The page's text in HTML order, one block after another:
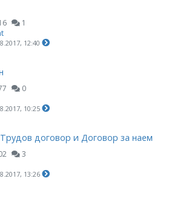
1
12:40
0
10:25
договор и Договор за наем
3
13:26